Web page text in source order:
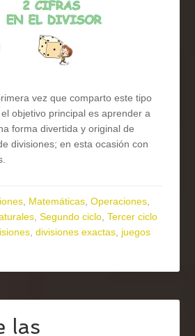
vez que comparto este tipo
objetivo principal es aprender a
forma divertida y original de
divisiones; en esta ocasión con
, Matemáticas,Operaciones,
,Segundo ciclo,Tercer ciclo
,divisiones exactas, juegos
las